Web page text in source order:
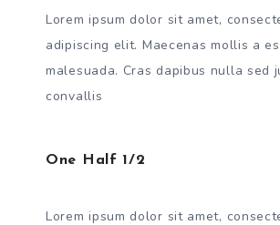
Lorem ipsum dolor sit amet,
adipiscing elit. Maecenas mollis a
malesuada. Cras dapibus nulla sed
convallis
One Half 1/2
Lorem ipsum dolor sit amet,